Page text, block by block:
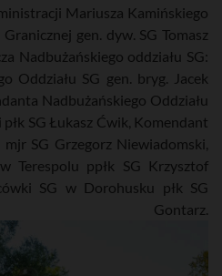
Mariusza Kamińskiego
gen. dyw. SG Tomasz
Nadbużańskiego oddziału SG:
Oddziału SG gen. bryg. Jacek
Nadbużańskiego Oddziału
SG Łukasz Ćwik, Komendant
SG Grzegorz Niewiadomski,
Terespolu ppłk SG Krzysztof
SG w Dorohusku płk SG
Gontarz.